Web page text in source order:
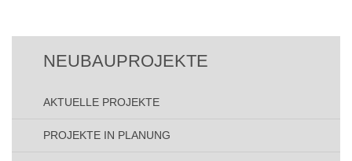
Navigation
NEUBAUPROJEKTE
AKTUELLE PROJEKTE
PROJEKTE IN PLANUNG